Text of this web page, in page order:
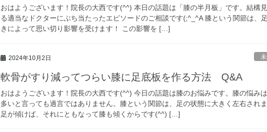
おはようございます！院長の大西です(^^) 本日の話題は「膝の半月板」です。結構
る適当なドクターにぶち当たったエピソードのご相談です(;^_^A 膝という関節は、
きによって思い切り影響を受けます！ この影響を […]
2024年10月2日
軟骨がすり減ってつらい膝に足底板を作る方法 Q&A
おはようございます！院長の大西です(^^) 今日の話題は膝のお悩みです。膝の悩み
多いと言っても過言ではありません。膝という関節は、足の状態に大きく左右されま
足が傾けば、それにともなって膝も傾くからです(^^) […]